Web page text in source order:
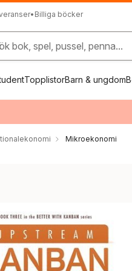
• Billiga böcker
bok, spel, pussel, penna...
TopplistorBarn & ungdom
Mikroekonomi